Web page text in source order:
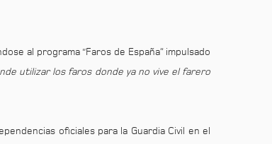
al programa “Faros de España” impulsado
utilizar los faros donde ya no vive el farero
oficiales para la Guardia Civil en el